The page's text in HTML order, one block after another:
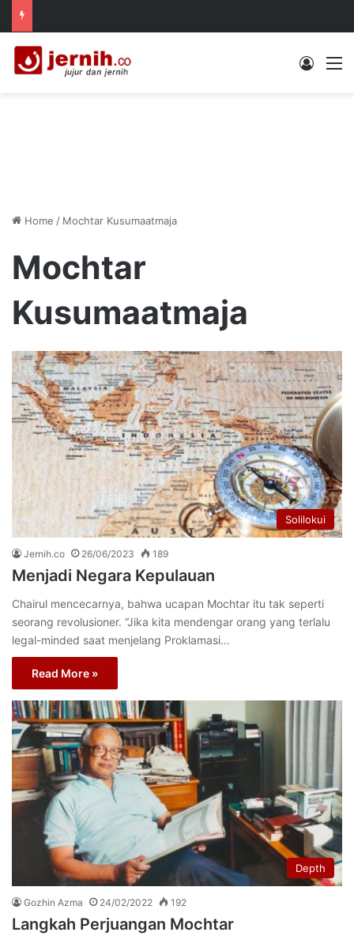
Log In
Home / Mochtar Kusumaatmaja
Mochtar
Kusumaatmaja
Solilokui
Jernih.co 26/06/2023 189
Menjadi Negara Kepulauan
Chairul mencecarnya, bahwa ucapan Mochtar itu tak seperti
seorang revolusioner. “Jika kita mendengar orang yang terlalu
legal-minded saat menjelang Proklamasi…
Read More »
Depth
Gozhin Azma 24/02/2022 192
Langkah Perjuangan Mochtar